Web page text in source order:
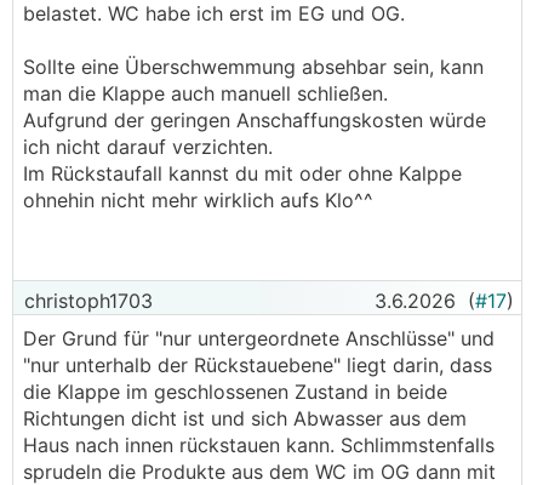
belastet. WC habe ich erst im EG und OG.
Sollte eine Überschwemmung absehbar sein, kann
man die Klappe auch manuell schließen.
Aufgrund der geringen Anschaffungskosten würde
ich nicht darauf verzichten.
Im Rückstaufall kannst du mit oder ohne Kalppe
ohnehin nicht mehr wirklich aufs Klo^^
christoph1703 3.6.2026 (#17)
Der Grund für "nur untergeordnete Anschlüsse" und
"nur unterhalb der Rückstauebene" liegt darin, dass
die Klappe im geschlossenen Zustand in beide
Richtungen dicht ist und sich Abwasser aus dem
Haus nach innen rückstauen kann. Schlimmstenfalls
sprudeln die Produkte aus dem WC im OG dann mit